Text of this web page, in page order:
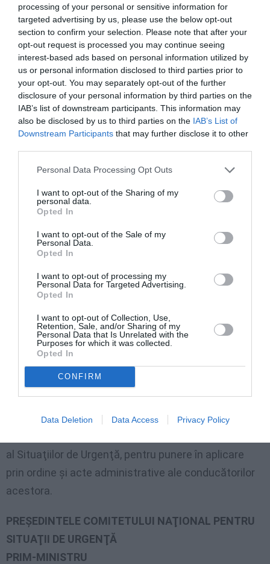
processing of your personal or sensitive information for
targeted advertising by us, please use the below opt-out
section to confirm your selection. Please note that after your
opt-out request is processed you may continue seeing
interest-based ads based on personal information utilized by
us or personal information disclosed to third parties prior to
your opt-out. You may separately opt-out of the further
disclosure of your personal information by third parties on the
IAB’s list of downstream participants. This information may
also be disclosed by us to third parties on the IAB’s List of
Downstream Participants that may further disclose it to other
Personal Data Processing Opt Outs
I want to opt-out of the Sharing of my
personal data.
Opted In
I want to opt-out of the Sale of my
Personal Data.
Opted In
I want to opt-out of processing my
Personal Data for Targeted Advertising.
Opted In
I want to opt-out of Collection, Use,
Retention, Sale, and/or Sharing of my
Personal Data that Is Unrelated with the
Purposes for which it was collected.
Opted In
CONFIRM
Data Deletion Data Access Privacy Policy
c) conducătorii auto prevăzuţi la lit. a) şi lit. b) care se
deplasează în interesul desfăşurării profesiei din
statul de rezidenţă al acestora într-un alt stat
membru al Uniunii Europene sau dintr-un alt stat al
Uniunii Europene în statul de rezidenţă, indiferent
dacă
deplasarea se face prin mijloace individuale sau în
cont propriu;
e) persoanele aflate în tranzit, dacă părăsesc
România în cel mult 24 de ore de la intrarea pe
teritoriul tării;
f) membrii misiunilor diplomatice, oficiilor consulare
şi ai altor reprezentanţe diplomatice acreditate la
Bucureşti, posesori de paşapoarte diplomatice,
personalul asimilat personalului diplomatic, precum
şi membrii Corpului Diplomatic şi Consular al
României şi posesorii de paşapoarte diplomatice şi
de serviciu, precum şi membrii familiilor acestora;
Art. 4 Prezenta hotărâre se comunică tuturor
al Situaţiilor de Urgenţă, pentru punere în aplicare
prin ordine şi acte administrative ale conducătorilor
acestora.
PREŞEDINTELE COMITETULUI NAŢIONAL PENTRU
SITUAŢII DE URGENŢĂ
PRIM-MINISTRU